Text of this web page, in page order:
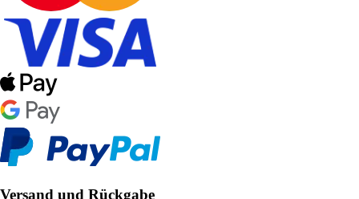
Versand und Rückgabe